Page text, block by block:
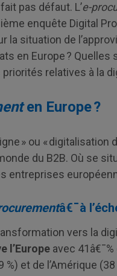
pas défaut. L’e-
enquête Digital
la situation de
en Europe ?
relatives à la
en Europe ?
» ou « digitalisation
du B2B. Où se
entreprises
â€¯à
vers la
l’Europe avec
et de l’Amérique (38